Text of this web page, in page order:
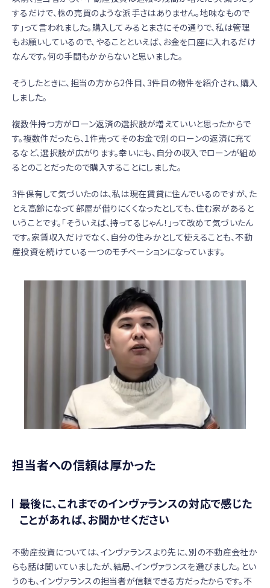
するだけで、株の売買のような派手さはありません。地味なもので
す」って言われました。購入してみるとまさにその通りで、私は管理
もお願いしているので、やることといえば、お金を口座に入れるだけ
なんです。何の手間もかからないと思いました。
そうしたときに、担当の方から2件目、3件目の物件を紹介され、購入
しました。
複数件持つ方がローン返済の選択肢が増えていいと思ったからで
す。複数件だったら、1件売ってそのお金で別のローンの返済に充て
るなど、選択肢が広がります。幸いにも、自分の収入でローンが組め
るとのことだったので購入することにしました。
3件保有して気づいたのは、私は現在賃貸に住んでいるのですが、た
とえ高齢になって部屋が借りにくくなったとしても、住む家があると
いうことです。「そういえば、持ってるじゃん！」って改めて気づいたん
です。家賃収入だけでなく、自分の住みかとして使えることも、不動
産投資を続けている一つのモチベーションになっています。
担当者への信頼は厚かった
最後に、これまでのインヴァランスの対応で感じた
ことがあれば、お聞かせください
不動産投資については、インヴァランスより先に、別の不動産会社か
らも話は聞いていましたが、結局、インヴァランスを選びました。とい
うのも、インヴァランスの担当者が信頼できる方だったからです。不